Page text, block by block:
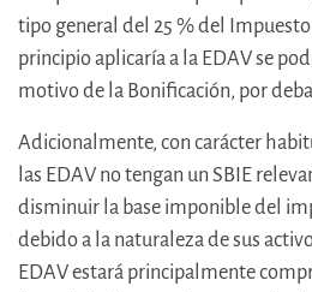
tipo general del 25 % del
principio aplicaría a la EDAV se
motivo de la Bonificación, por
Adicionalmente, con carácter
las EDAV no tengan un SBIE
disminuir la base imponible del
debido a la naturaleza de sus
EDAV estará principalmente